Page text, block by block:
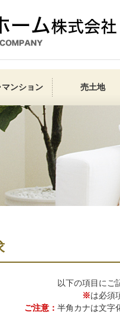
ンション 売土地
以下の項目にご
※は必須
ご注意： 半角カナは文字